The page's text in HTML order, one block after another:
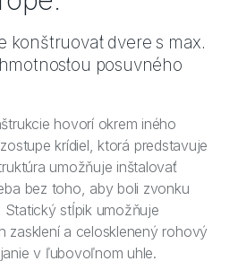
konštruovať dvere s max.
posuvného
hovorí okrem iného
krídiel, ktorá predstavuje
umožňuje inštalovať
bez toho, aby boli zvonku
stĺpik umožňuje
zasklení a celosklenený rohový
v ľubovoľnom uhle.